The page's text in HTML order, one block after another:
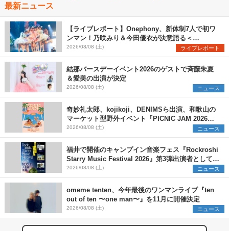
最新ニュース
【ライブレポート】Onephony、新体制7人で初ワ
ンマン！乃咲みり＆今田優衣が決意語る＜
Onephony新体制1st Oneman Live はじまりの夏
＞
2026/08/08 (土) ライブレポート
結那バースデーイベント2026のゲストで斉藤朱夏
＆愛美の出演が決定
2026/08/08 (土) ニュース
奇妙礼太郎、kojikoji、DENIMSら出演、和歌山の
マーケット型野外イベント『PICNIC JAM 2026』
早割チケット発売開始
2026/08/08 (土) ニュース
福井で開催のキャンプイン音楽フェス『Rockroshi
Starry Music Festival 2026』第3弾出演者として
SCOOBIE DO、かりゆし58、Reiを発表
2026/08/08 (土) ニュース
omeme tenten、今年最後のワンマンライブ『ten
out of ten 〜one man〜』を11月に開催決定
2026/08/08 (土) ニュース